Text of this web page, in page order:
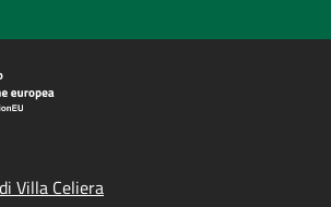
Villa Celiera